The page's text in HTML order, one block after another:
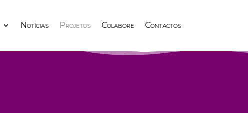
Notícias Projetos Colabore Contactos